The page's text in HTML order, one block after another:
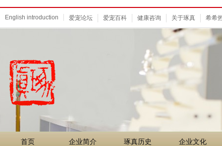
English introduction 爱宠论坛 爱宠百科 健康咨询 关于琢真 希希
首页 企业简介
企业简介
琢真历史
琢真历史
企业文化